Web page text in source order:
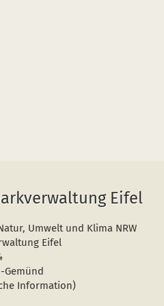
Eifel
Umwelt und Klima NRW
Eifel
Gemünd
Information)